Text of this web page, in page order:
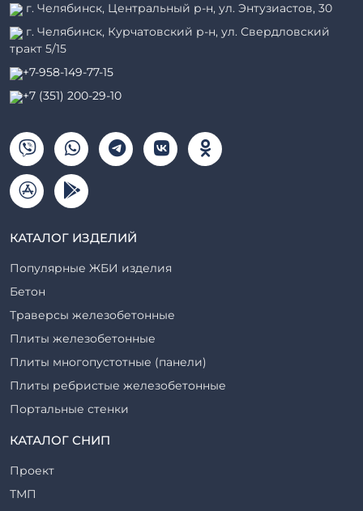
г. Челябинск, Центральный р-н, ул. Энтузиастов, 30
г. Челябинск, Курчатовский р-н, ул. Свердловский
тракт 5/15
+7-958-149-77-15
+7 (351) 200-29-10
КАТАЛОГ ИЗДЕЛИЙ
Популярные ЖБИ изделия
Бетон
Траверсы железобетонные
Плиты железобетонные
Плиты многопустотные (панели)
Плиты ребристые железобетонные
Портальные стенки
Прогоны железобетонные
Ригели железобетонные
Сваи железобетонные
КАТАЛОГ СНИП
Проект
ТМП